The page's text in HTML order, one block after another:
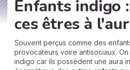
Enfants indigo
ces êtres à
Souvent perçus comme des
provocateurs voire antisociaux.
indigo car ils possèdent une aura